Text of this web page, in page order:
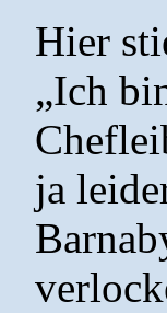
Hier
„Ich
ja